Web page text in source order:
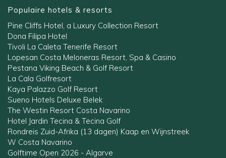
Populaire hotels & resorts
Pine Cliffs Hotel, a Luxury Collection Resort
Dona Filipa Hotel
Tivoli La Caleta Tenerife Resort
Lopesan Costa Meloneras Resort, Spa & Casino
Pestana Viking Beach & Golf Resort
La Cala Golfresort
Kaya Palazzo Golf Resort
Sueno Hotels Deluxe Belek
The Westin Resort Costa Navarino
Hotel Jardin Tecina & Tecina Golf
Rondreis Zuid-Afrika (13 dagen) Kaap en Wijnstreek
W Costa Navarino
Golftime Open 2026 - Algarve